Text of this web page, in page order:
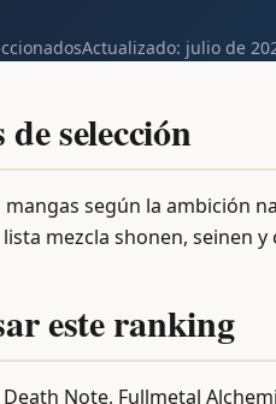
Actualizado: julio de
selección
mangas según la ambición
lista mezcla shonen, seinen
este ranking
Note, Fullmetal